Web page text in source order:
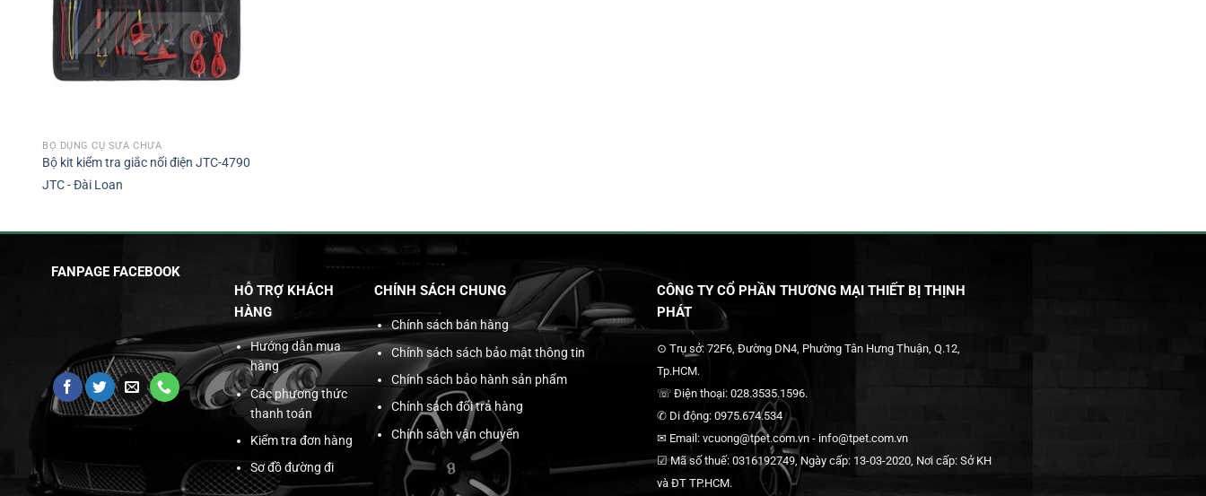
BỘ DỤNG CỤ SỬA CHỮA
Bộ kit kiểm tra giắc nối điện JTC-4790
JTC - Đài Loan
FANPAGE FACEBOOK
HỖ TRỢ KHÁCH
HÀNG
Hướng dẫn mua
hàng
Các phương thức
thanh toán
Kiểm tra đơn hàng
Sơ đồ đường đi
CHÍNH SÁCH CHUNG
Chính sách bán hàng
Chính sách sách bảo mật thông tin
Chính sách bảo hành sản phẩm
Chính sách đổi trả hàng
Chính sách vận chuyển
CÔNG TY CỔ PHẦN THƯƠNG MẠI THIẾT BỊ THỊNH
PHÁT
⊙ Trụ sở: 72F6, Đường DN4, Phường Tân Hưng Thuận, Q.12,
Tp.HCM.
☏ Điện thoại: 028.3535.1596.
✆ Di động: 0975.674.534
✉ Email: vcuong@tpet.com.vn - info@tpet.com.vn
☑ Mã số thuế: 0316192749, Ngày cấp: 13-03-2020, Nơi cấp: Sở KH
và ĐT TP.HCM.